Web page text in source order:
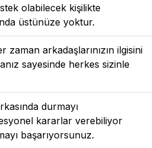
olabilecek kişilikte
üstünüze yoktur.
zaman arkadaşlarınızın ilgisini
sayesinde herkes sizinle
durmayı
kararlar verebiliyor
başarıyorsunuz.